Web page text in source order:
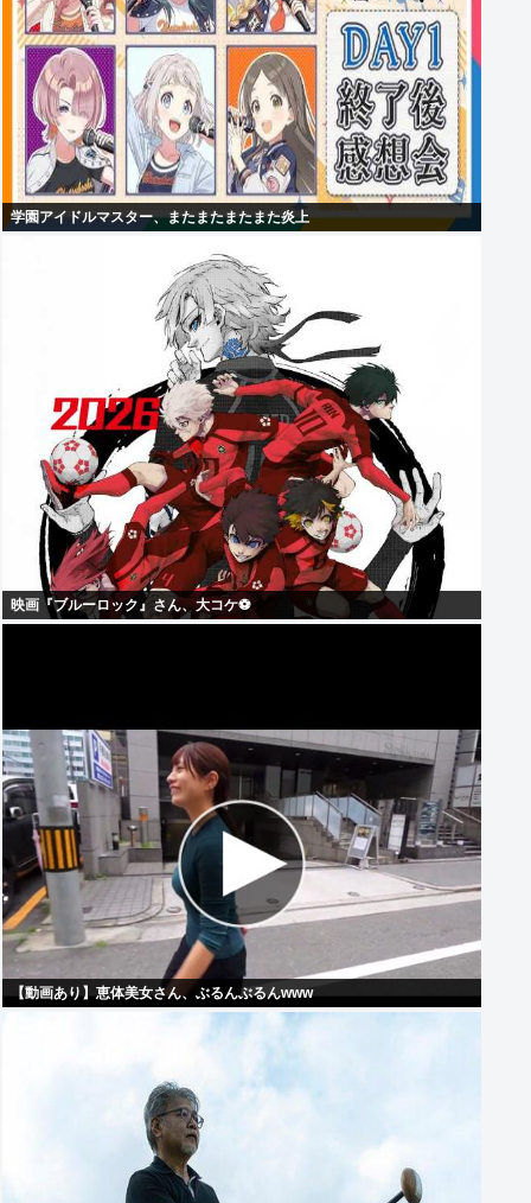
学園アイドルマスター、またまたまたまた炎上
映画『ブルーロック』さん、大コケ⚽️
【動画あり】恵体美女さん、ぶるんぶるんwww